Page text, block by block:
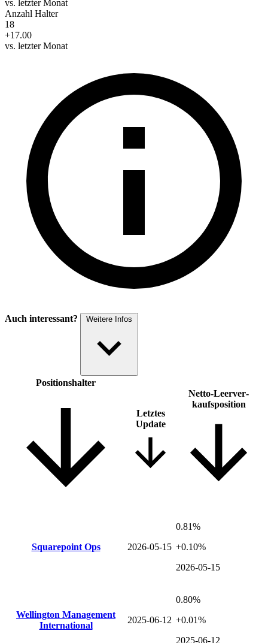
vs. letzter Monat
Anzahl Halter
18
+17.00
vs. letzter Monat
Auch interessant?
Positions­halter
Letztes
Update
Netto-Leer­ver­
kaufsposition
Squarepoint Ops 2026-05-15
0.81%
+0.10%
2026-05-15
Wellington Management
International
2025-06-12
0.80%
+0.01%
2025-06-12